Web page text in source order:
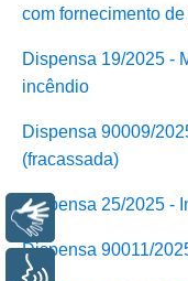
com fornecimento
Dispensa 19/2025 -
incêndio
Dispensa 90009/
(fracassada)
Dispensa 25/2025 -
Dispensa 90011/